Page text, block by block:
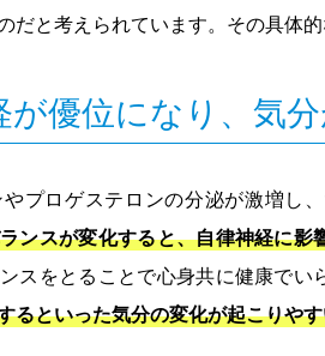
だと考えられています。その具体
が優位になり、気
プロゲステロンの分泌が激増し
ンスが変化すると、自律神経に影
スをとることで心身共に健康でい
るといった気分の変化が起こりや